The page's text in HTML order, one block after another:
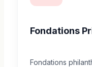
Fondations
Fondations